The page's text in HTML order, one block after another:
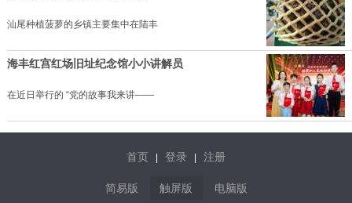
汕尾种植菠萝的乡镇主要集中在陆丰
海丰红宫红场旧址纪念馆小小讲解员
在近日举行的 “党的故事我来讲——
首页 | 登录 | 注册
简易版 触屏版 电脑版